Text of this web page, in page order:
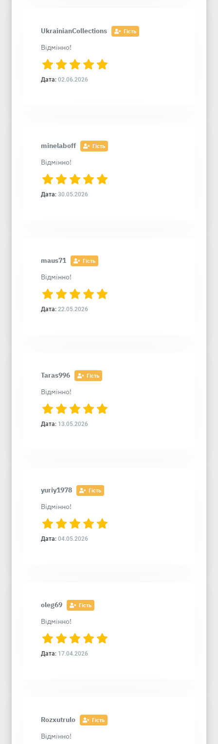
UkrainianCollections Гість
Відмінно!
Дата: 02.06.2026
minelaboff Гість
Відмінно!
Дата: 30.05.2026
maus71 Гість
Відмінно!
Дата: 22.05.2026
Taras996 Гість
Відмінно!
Дата: 13.05.2026
yuriy1978 Гість
Відмінно!
Дата: 04.05.2026
oleg69 Гість
Відмінно!
Дата: 17.04.2026
Rozxutrulo Гість
Відмінно!